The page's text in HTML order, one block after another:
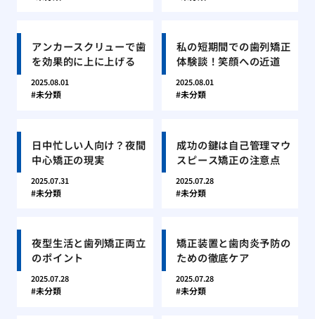
アンカースクリューで歯
を効果的に上に上げる
2025.08.01
未分類
私の短期間での歯列矯正
体験談！笑顔への近道
2025.08.01
未分類
日中忙しい人向け？夜間
中心矯正の現実
2025.07.31
未分類
成功の鍵は自己管理マウ
スピース矯正の注意点
2025.07.28
未分類
夜型生活と歯列矯正両立
のポイント
2025.07.28
未分類
矯正装置と歯肉炎予防の
ための徹底ケア
2025.07.28
未分類